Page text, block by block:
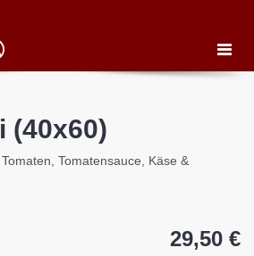
Toggle
07. Spinaci (40x60)
Tomatensauce, Käse &
29,50 €